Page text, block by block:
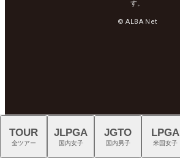
す。
© ALBA Net
TOUR
全ツアー
JLPGA
国内女子
JGTO
国内男子
LPGA
米国女子